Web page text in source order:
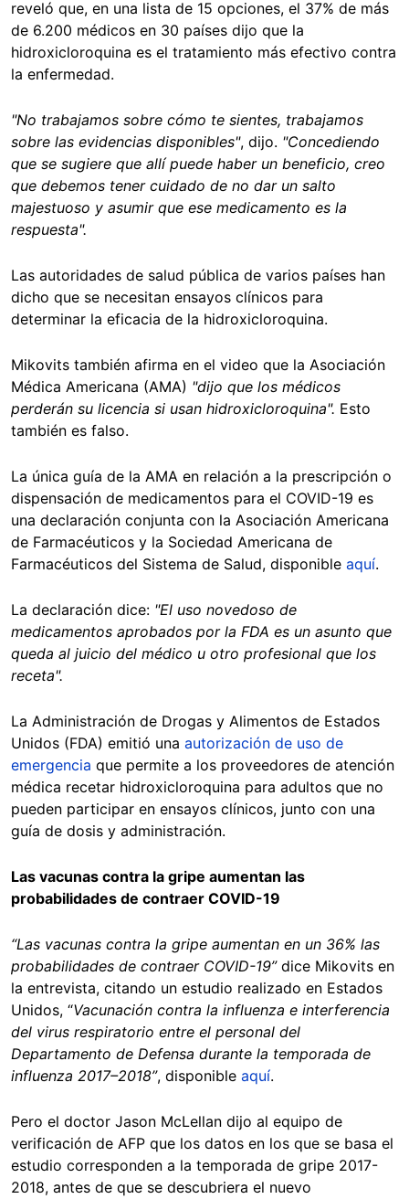
reveló que, en una lista de 15 opciones, el 37% de más
de 6.200 médicos en 30 países dijo que la
hidroxicloroquina es el tratamiento más efectivo contra
la enfermedad.
"No trabajamos sobre cómo te sientes, trabajamos
sobre las evidencias disponibles", dijo. "Concediendo
que se sugiere que allí puede haber un beneficio, creo
que debemos tener cuidado de no dar un salto
majestuoso y asumir que ese medicamento es la
respuesta".
Las autoridades de salud pública de varios países han
dicho que se necesitan ensayos clínicos para
determinar la eficacia de la hidroxicloroquina.
Mikovits también afirma en el video que la Asociación
Médica Americana (AMA) "dijo que los médicos
perderán su licencia si usan hidroxicloroquina". Esto
también es falso.
La única guía de la AMA en relación a la prescripción o
dispensación de medicamentos para el COVID-19 es
una declaración conjunta con la Asociación Americana
de Farmacéuticos y la Sociedad Americana de
Farmacéuticos del Sistema de Salud, disponible aquí.
La declaración dice: "El uso novedoso de
medicamentos aprobados por la FDA es un asunto que
queda al juicio del médico u otro profesional que los
receta".
La Administración de Drogas y Alimentos de Estados
Unidos (FDA) emitió una autorización de uso de
emergencia que permite a los proveedores de atención
médica recetar hidroxicloroquina para adultos que no
pueden participar en ensayos clínicos, junto con una
guía de dosis y administración.
Las vacunas contra la gripe aumentan las
probabilidades de contraer COVID-19
“Las vacunas contra la gripe aumentan en un 36% las
probabilidades de contraer COVID-19” dice Mikovits en
la entrevista, citando un estudio realizado en Estados
Unidos, “Vacunación contra la influenza e interferencia
del virus respiratorio entre el personal del
Departamento de Defensa durante la temporada de
influenza 2017–2018”, disponible aquí.
Pero el doctor Jason McLellan dijo al equipo de
verificación de AFP que los datos en los que se basa el
estudio corresponden a la temporada de gripe 2017-
2018, antes de que se descubriera el nuevo